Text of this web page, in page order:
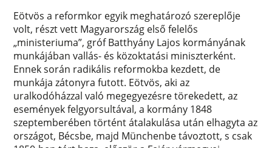
Eötvös a reformkor egyik meghatározó szereplője
volt, részt vett Magyarország első felelős
„ministeriuma”, gróf Batthyány Lajos kormányának
munkájában vallás- és közoktatási miniszterként.
Ennek során radikális reformokba kezdett, de
munkája zátonyra futott. Eötvös, aki az
uralkodóházzal való megegyezésre törekedett, az
események felgyorsultával, a kormány 1848
szeptemberében történt átalakulása után elhagyta az
országot, Bécsbe, majd Münchenbe távoztott, s csak